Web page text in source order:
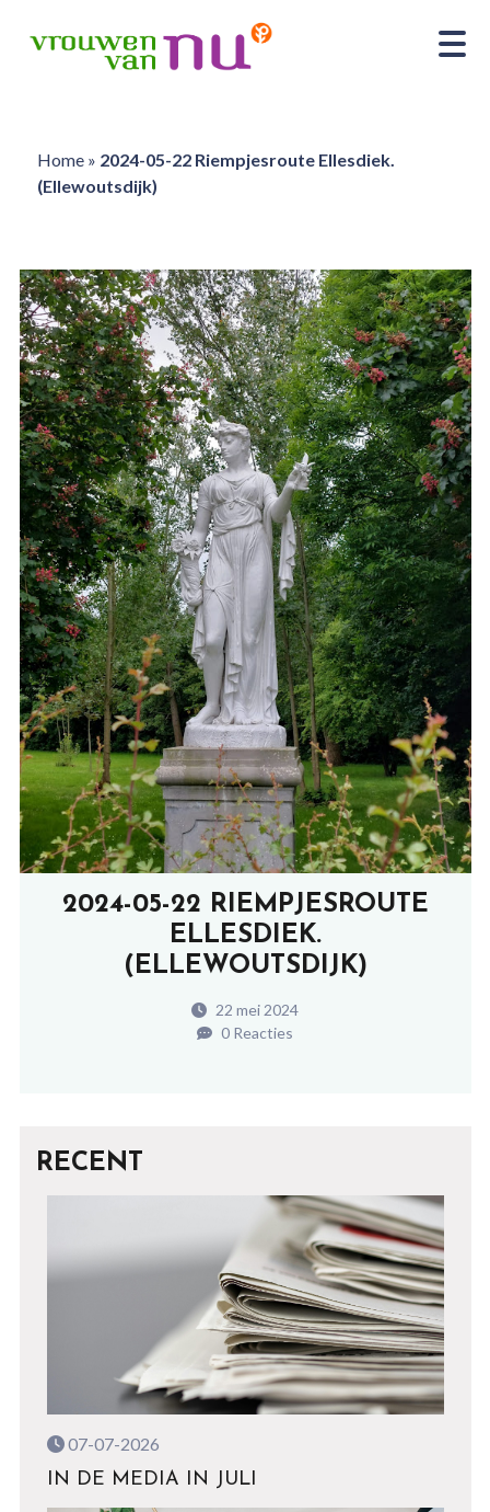
Home» 2024-05-22 Riempjesroute Ellesdiek.
(Ellewoutsdijk)
2024-05-22 RIEMPJESROUTE
ELLESDIEK.
(ELLEWOUTSDIJK)
22 mei 2024
0 Reacties
RECENT
07-07-2026
IN DE MEDIA IN JULI